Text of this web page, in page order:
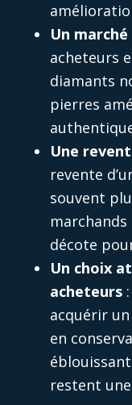
Un
acheteurs
diamants
pierres
Une
revente
souvent
décote
Un choix
acheteurs
acquérir
en
restent